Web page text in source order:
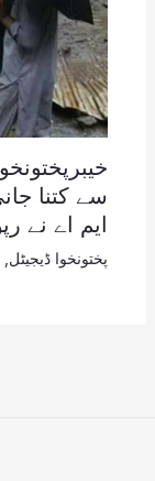
سے کتنا
ایم اے نے
پختونخوا ڈیجیٹل